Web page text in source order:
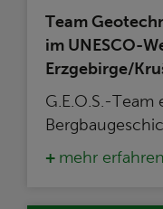
Team
im UNESCO-
Erzgebirge/
G.E.O.S.-
mehr